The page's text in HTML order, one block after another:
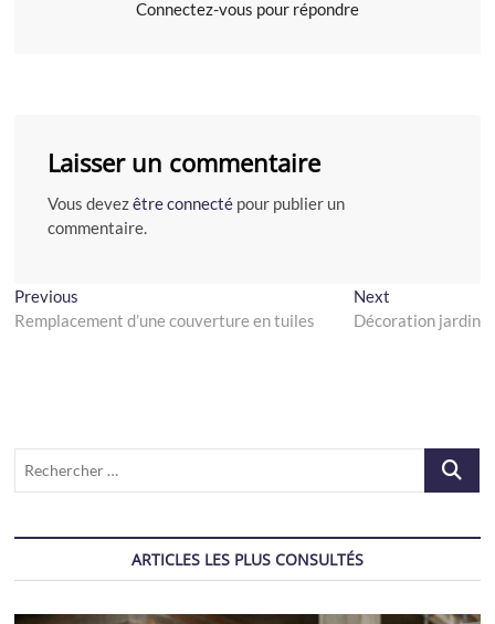
Connectez-vous pour répondre
Laisser un commentaire
Vous devezêtre connecté pour publier un
commentaire.
Navigation
de
Previous
post:
Remplacement d’une couverture en tuiles
NextNext
post:
Décoration jardin
ARTICLES LES PLUS CONSULTÉS